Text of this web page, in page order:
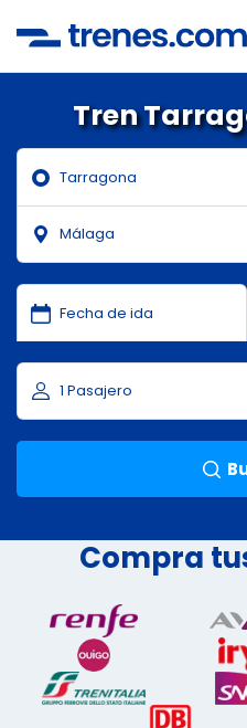
Tren
Compra